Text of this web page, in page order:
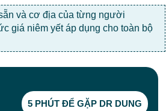
và cơ địa của từng người
giá niêm yết áp dụng cho toàn bộ
5 PHÚT ĐỂ GẶP DR DUNG